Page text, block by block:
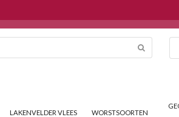
LAKENVELDER VLEES WORSTSOORTEN